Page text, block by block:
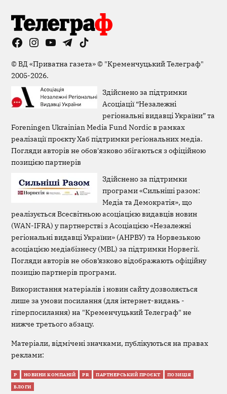
FacebookInstagram
YouTubeTelegramTikTok
©ВД «Приватна газета»© "Кременчуцький Телеграф"
2005-2026.
Здійснено за підтримки
Асоціації “Незалежні
регіональні видавці України” та
Foreningen Ukrainian Media Fund Nordic в рамках
реалізації проєкту Хаб підтримки регіональних медіа.
Погляди авторів не обов'язково збігаються з офіційною
позицією партнерів
Здійснено за підтримки
програми «Сильніші разом:
Медіа та Демократія», що
реалізується Всесвітньою асоціацією видавців новин
(WAN-IFRA) у партнерстві з Асоціацією «Незалежні
регіональні видавці України» (АНРВУ) та Норвезькою
асоціацією медіабізнесу (MBL) за підтримки Норвегії.
Погляди авторів не обов’язково відображають офіційну
позицію партнерів програми.
Використання матеріалів і новин сайту дозволяється
лише за умови посилання (для інтернет-видань -
гіперпосилання) на "Кременчуцький Телеграф" не
нижче третього абзацу.
Матеріали, відмічені значками, публікуються на правах
реклами:
Р НОВИНИ КОМПАНІЙ PR ПАРТНЕРСЬКИЙ ПРОЄКТ ПОЗИЦІЯ
БЛОГИ